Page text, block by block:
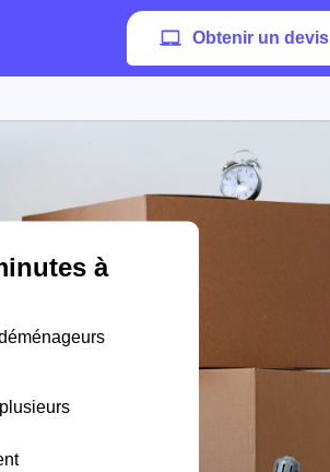
Obtenir un devis